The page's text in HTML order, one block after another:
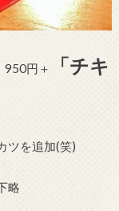
950円＋
「チキ
ツを追加(笑)
略